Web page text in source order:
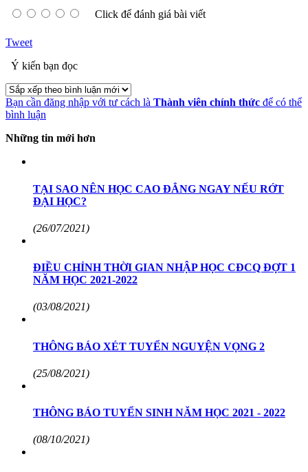
Click để đánh giá bài viết
Tweet
Ý kiến bạn đọc
Bạn cần đăng nhập với tư cách là Thành viên chính thức để có thể
bình luận
Những tin mới hơn
TẠI SAO NÊN HỌC CAO ĐẲNG NGAY NẾU RỚT
ĐẠI HỌC?
(26/07/2021)
ĐIỀU CHỈNH THỜI GIAN NHẬP HỌC CĐCQ ĐỢT 1
NĂM HỌC 2021-2022
(03/08/2021)
THÔNG BÁO XÉT TUYỂN NGUYỆN VỌNG 2
(25/08/2021)
THÔNG BÁO TUYỂN SINH NĂM HỌC 2021 - 2022
(08/10/2021)